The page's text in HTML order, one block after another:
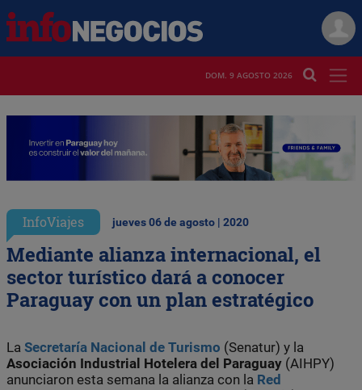
DOM. 9 AGOSTO 2026
InfoViajes jueves 06 de agosto | 2020
Mediante alianza internacional, el
sector turístico dará a conocer
Paraguay con un plan estratégico
La Secretaría Nacional de Turismo (Senatur) y la
Asociación Industrial Hotelera del Paraguay (AIHPY)
anunciaron esta semana la alianza con la Red